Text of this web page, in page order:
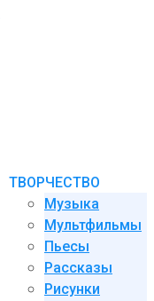
ТВОРЧЕСТВО
Музыка
Мультфильмы
Пьесы
Рассказы
Рисунки